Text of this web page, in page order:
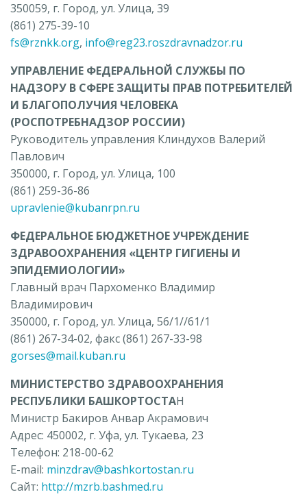
350059, г. Город, ул. Улица, 39
(861) 275-39-10
fs@rznkk.org, info@reg23.roszdravnadzor.ru
УПРАВЛЕНИЕ ФЕДЕРАЛЬНОЙ СЛУЖБЫ ПО
НАДЗОРУ В СФЕРЕ ЗАЩИТЫ ПРАВ ПОТРЕБИТЕЛЕЙ
И БЛАГОПОЛУЧИЯ ЧЕЛОВЕКА
(РОСПОТРЕБНАДЗОР РОССИИ)
Руководитель управления Клиндухов Валерий
Павлович
350000, г. Город, ул. Улица, 100
(861) 259-36-86
upravlenie@kubanrpn.ru
ФЕДЕРАЛЬНОЕ БЮДЖЕТНОЕ УЧРЕЖДЕНИЕ
ЗДРАВООХРАНЕНИЯ «ЦЕНТР ГИГИЕНЫ И
ЭПИДЕМИОЛОГИИ»
Главный врач Пархоменко Владимир
Владимирович
350000, г. Город, ул. Улица, 56/1//61/1
(861) 267-34-02, факс (861) 267-33-98
gorses@mail.kuban.ru
МИНИСТЕРСТВО ЗДРАВООХРАНЕНИЯ
РЕСПУБЛИКИ БАШКОРТОСТАН
Министр Бакиров Анвар Акрамович
Адрес: 450002, г. Уфа, ул. Тукаева, 23
Телефон: 218-00-62
E-mail: minzdrav@bashkortostan.ru
Сайт: http://mzrb.bashmed.ru